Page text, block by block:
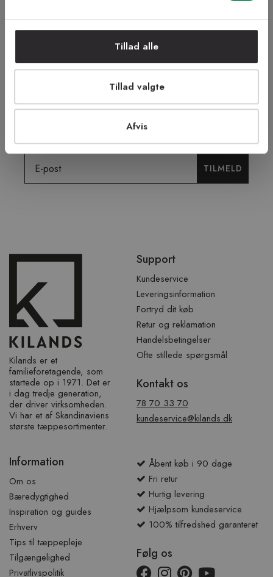
Tillad alle
Tillad valgte
Afvis
FRI RETUR TRYG E-HANDEL
Tilmeld dig vores nyhedsbrev og få
tilbud, tips og nyheder.
TILMELD
over
Kilands er et
familieforetagende, som
startede op i 1971. Det er
i dag tredje generation,
der driver virksomheden.
Vi har et af ​​Skandinaviens
største tæppesortimenter.
Support
Kundeservice
Leveringsinformation
Fortryd dit køb
Retur og reklamation
Handelsbetingelser
Ofte stillede spørgsmål
Kontakt os
78 70 33 70
kundeservice@kilands.dk
Information
Om os
Bæredygtighed
Inspiration og guides
Erhverv
Tips til tæppepleje
Tilgængelighed
Privatlivspolitik
Åbent køb i 90 dage
Fri retur
Hurtig levering
Hjælpsom kundeservice
100% tilfredshed garanteret
Følg os